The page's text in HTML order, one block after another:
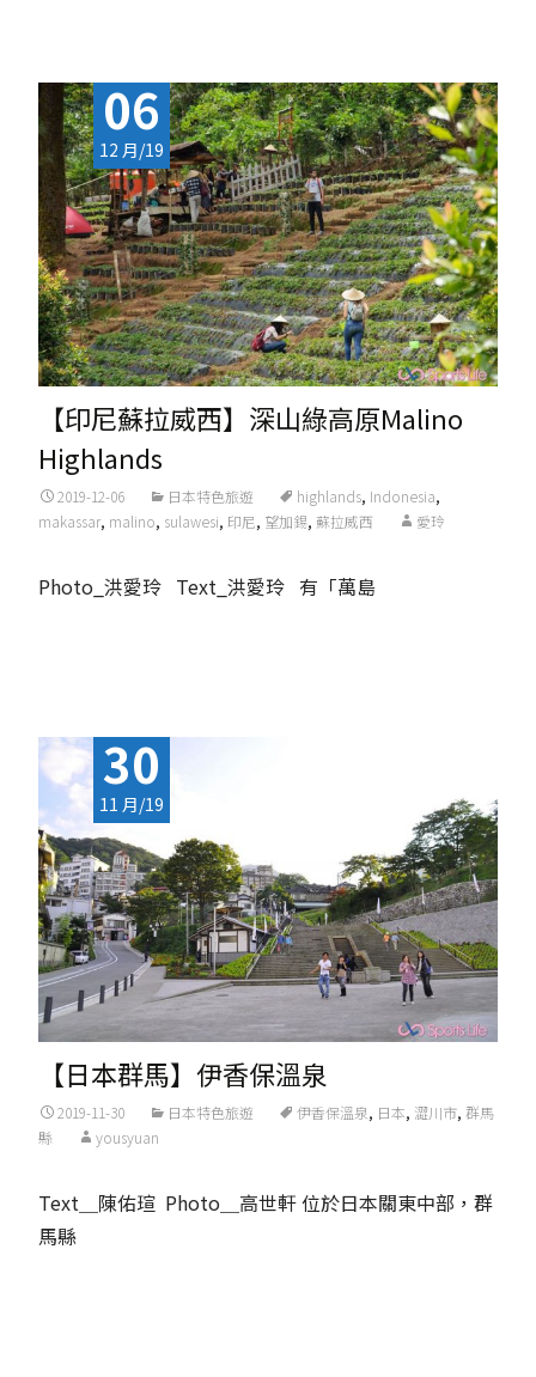
06
12 月/19
【印尼蘇拉威西】深山綠高原Malino
Highlands
2019-12-06 日本特色旅遊 highlands, Indonesia,
makassar, malino, sulawesi, 印尼, 望加錫, 蘇拉威西 愛玲
Photo_洪愛玲 Text_洪愛玲 有「萬島
30
11 月/19
【日本群馬】伊香保溫泉
2019-11-30 日本特色旅遊 伊香保溫泉, 日本, 澀川市, 群馬
縣
yousyuan
Text＿陳佑瑄 Photo＿高世軒 位於日本關東中部，群
馬縣